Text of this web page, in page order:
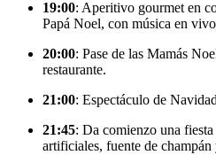
19:00: Aperitivo gourmet en
Papá Noel, con música en
20:00: Pase de las Mamás
restaurante.
21:00: Espectáculo de
21:45: Da comienzo una
artificiales, fuente de